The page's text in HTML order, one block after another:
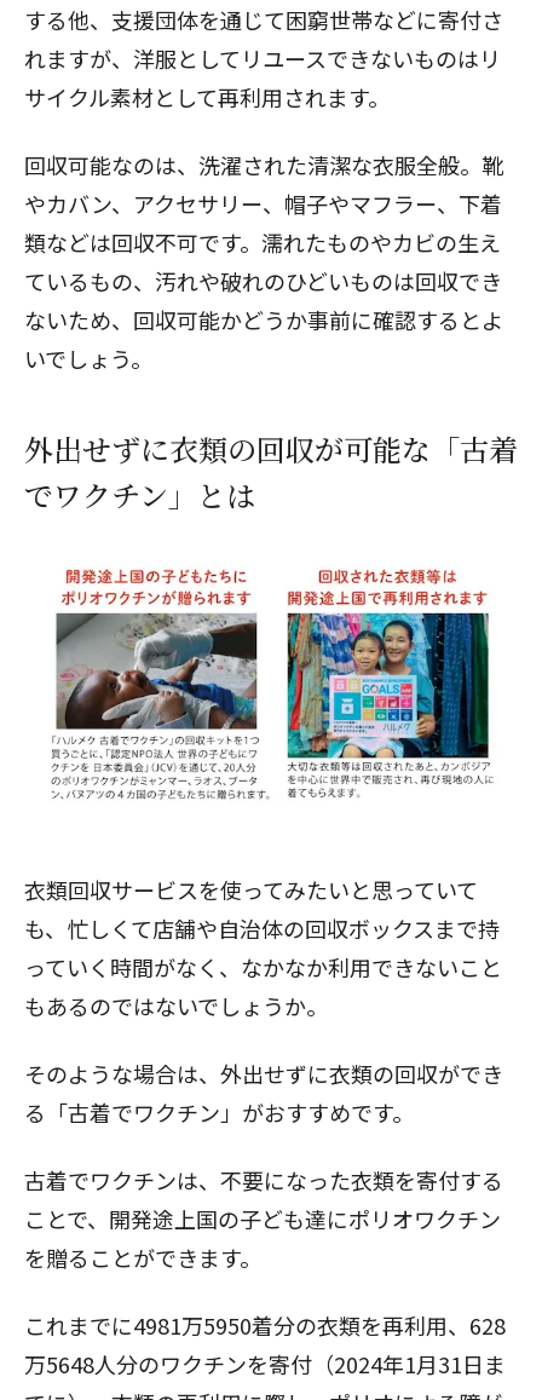
する他、支援団体を通じて困窮世帯などに寄付さ
れますが、洋服としてリユースできないものはリ
サイクル素材として再利用されます。
回収可能なのは、洗濯された清潔な衣服全般。靴
やカバン、アクセサリー、帽子やマフラー、下着
類などは回収不可です。濡れたものやカビの生え
ているもの、汚れや破れのひどいものは回収でき
ないため、回収可能かどうか事前に確認するとよ
いでしょう。
外出せずに衣類の回収が可能な「古着
でワクチン」とは
衣類回収サービスを使ってみたいと思っていて
も、忙しくて店舗や自治体の回収ボックスまで持
っていく時間がなく、なかなか利用できないこと
もあるのではないでしょうか。
そのような場合は、外出せずに衣類の回収ができ
る「古着でワクチン 」がおすすめです。
古着でワクチンは、不要になった衣類を寄付する
ことで、開発途上国の子ども達にポリオワクチン
を贈ることができます。
これまでに4981万5950着分の衣類を再利用、628
万5648人分のワクチンを寄付（2024年1月31日ま